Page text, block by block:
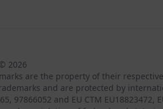
© 2026
are the property of their
and are protected by
97866052 and EU CTM EU18823472,